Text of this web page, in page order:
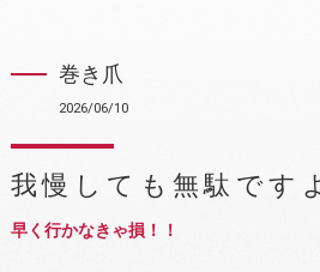
巻き爪
2026/06/10
早く行かなきゃ損！！
我慢しても無駄です